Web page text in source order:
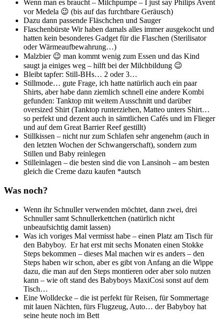
Wenn man es braucht – Milchpumpe – I just say Philips Avent
vor Medela 😉 (bis auf das furchtbare Geräusch)
Dazu dann passende Fläschchen und Sauger
Flaschenbürste Wir haben damals alles immer ausgekocht und
hatten kein besonderes Gadget für die Flaschen (Sterilisator
oder Wärmeaufbewahrung…)
Malzbier 😉 man kommt wenig zum Essen und das Kind
saugt ja einiges weg – hilft bei der Milchbildung 😉
Bleibt tapfer: Still-BHs… 2 oder 3…
Stillmode… gute Frage, ich hatte natürlich auch ein paar
Shirts, aber habe dann ziemlich schnell eine andere Kombi
gefunden: Tanktop mit weitem Ausschnitt und darüber
oversized Shirt (Tanktop runterziehen, Matteo unters Shirt…
so perfekt und dezent auch in sämtlichen Cafés und im Flieger
und auf dem Great Barrier Reef gestillt)
Stillkissen – nicht nur zum Schlafen sehr angenehm (auch in
den letzten Wochen der Schwangerschaft), sondern zum
Stillen und Baby reinlegen
Stilleinlagen – die besten sind die von Lansinoh – am besten
gleich die Creme dazu kaufen *autsch
Was noch?
Wenn ihr Schnuller verwenden möchtet, dann zwei, drei
Schnuller samt Schnullerkettchen (natürlich nicht
unbeaufsichtig damit lassen)
Was ich voriges Mal vermisst habe – einen Platz am Tisch für
den Babyboy. Er hat erst mit sechs Monaten einen Stokke
Steps bekommen – dieses Mal machen wir es anders – den
Steps haben wir schon, aber es gibt von Anfang an die Wippe
dazu, die man auf den Steps montieren oder aber solo nutzen
kann – wie oft stand des Babyboys MaxiCosi sonst auf dem
Tisch…
Eine Wolldecke – die ist perfekt für Reisen, für Sommertage
mit lauen Nächten, fürs Flugzeug, Auto… der Babyboy hat
seine heute noch im Bett